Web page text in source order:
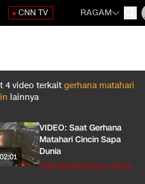
CNN TV RAGAM
4 video terkait gerhana matahari
lainnya
02:01
VIDEO: Saat Gerhana
Matahari Cincin Sapa
Dunia
CNN Indonesia News Room